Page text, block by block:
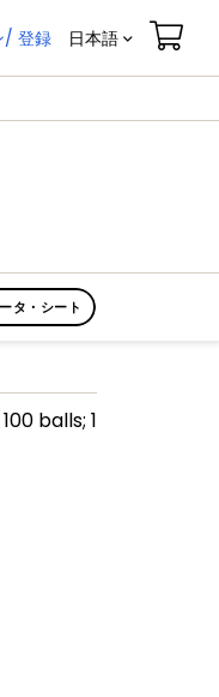
/ 登録 日本語
タ・シート
balls; 1